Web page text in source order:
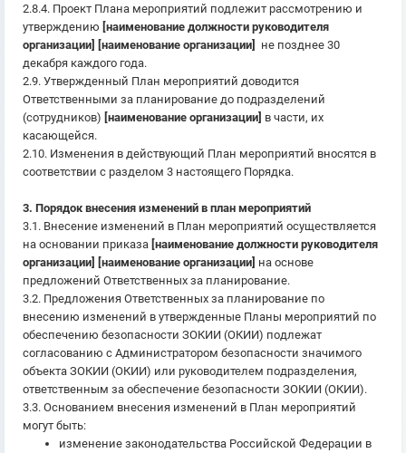
2.8.4. Проект Плана мероприятий подлежит рассмотрению и
утверждению [наименование должности руководителя
организации] [наименование организации]
не позднее 30
декабря каждого года.
2.9. Утвержденный План мероприятий доводится
Ответственными за планирование до подразделений
(сотрудников) [наименование организации] в части, их
касающейся.
2.10. Изменения в действующий План мероприятий вносятся в
соответствии с разделом 3 настоящего Порядка.
3. Порядок внесения изменений в план мероприятий
3.1. Внесение изменений в План мероприятий осуществляется
на основании приказа [наименование должности руководителя
организации] [наименование организации] на основе
предложений Ответственных за планирование.
3.2. Предложения Ответственных за планирование по
внесению изменений в утвержденные Планы мероприятий по
обеспечению безопасности ЗОКИИ (ОКИИ) подлежат
согласованию с Администратором безопасности значимого
объекта ЗОКИИ (ОКИИ) или руководителем подразделения,
ответственным за обеспечение безопасности ЗОКИИ (ОКИИ).
3.3. Основанием внесения изменений в План мероприятий
могут быть:
изменение законодательства Российской Федерации в